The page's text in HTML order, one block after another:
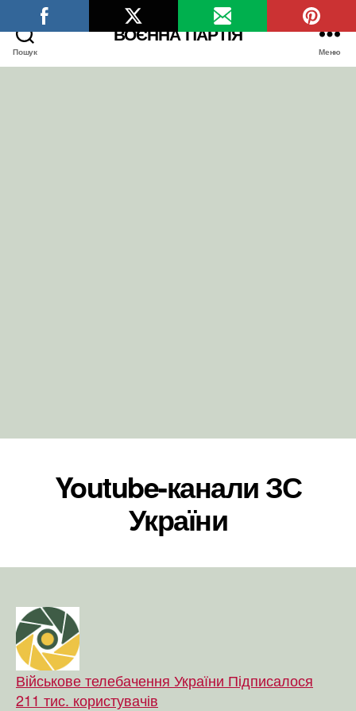
Пошук
ВОЄННА ПАРТІЯ
Меню
Youtube-канали ЗС
України
Військове телебачення України Підписалося
211 тис. користувачів